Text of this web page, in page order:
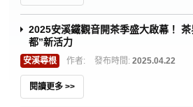
2025安溪鐵觀音開茶季盛大啟幕！
都”新活力
安溪尋根 作者: 發布時間: 2025.04.22
閱讀更多 >>